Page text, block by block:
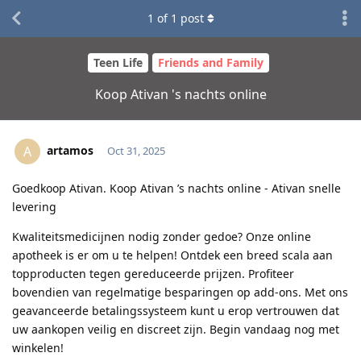
Teen Life Friends and Family
Koop Ativan 's nachts online
1 of 1 post
A artamos Oct 31, 2025
Goedkoop Ativan. Koop Ativan ’s nachts online - Ativan snelle
levering
Kwaliteitsmedicijnen nodig zonder gedoe? Onze online
apotheek is er om u te helpen! Ontdek een breed scala aan
topproducten tegen gereduceerde prijzen. Profiteer
bovendien van regelmatige besparingen op add-ons. Met ons
geavanceerde betalingssysteem kunt u erop vertrouwen dat
uw aankopen veilig en discreet zijn. Begin vandaag nog met
winkelen!